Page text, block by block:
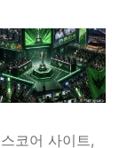
코어 사이트,